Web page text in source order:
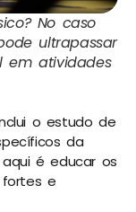
No caso
ultrapassar
em atividades
o estudo de
da
é educar os
fortes e